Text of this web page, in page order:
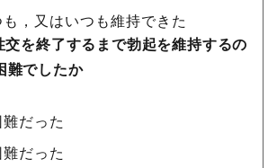
，又はいつも維持できた
を終了するまで勃起を維持するの
難でしたか
だった
だった